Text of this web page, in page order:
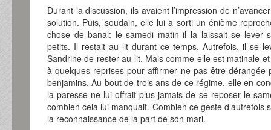
Durant la discussion, ils avaient l’impression de
solution. Puis, soudain, elle lui a sorti un énième
chose de banal: le samedi matin il la laissait se lever
petits. Il restait au lit durant ce temps. Autrefois, il se
Sandrine de rester au lit. Mais comme elle est matinale
à quelques reprises pour affirmer ne pas être
benjamins. Au bout de trois ans de ce régime, elle en
la paresse ne lui offrait plus jamais de se reposer le
combien cela lui manquait. Combien ce geste
la reconnaissance de la part de son mari.